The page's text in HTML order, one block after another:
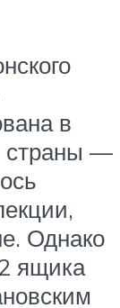
в
страны —
Однако
ящика